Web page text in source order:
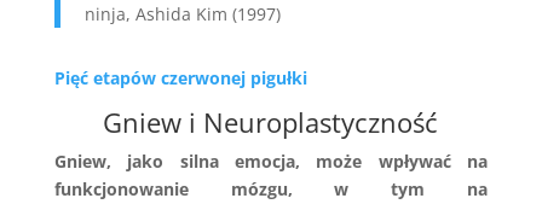
ninja, Ashida Kim (1997)
Pięć etapów czerwonej pigułki
Gniew i Neuroplastyczność
Gniew, jako silna emocja, może wpływać na
funkcjonowanie mózgu, w tym na